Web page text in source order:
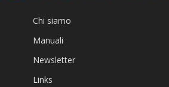
Chi siamo
Manuali
Newsletter
Links